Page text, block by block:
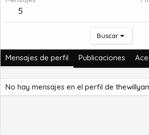
5
Buscar
Mensajes de perfil Publicaciones
No hay mensajes en el perfil de